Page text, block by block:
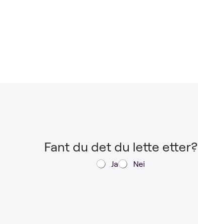
Fant du det du lette etter?
Ja Nei